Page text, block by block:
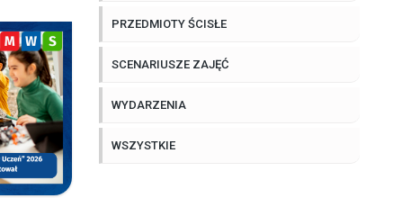
PRZEDMIOTY ŚCISŁE
SCENARIUSZE ZAJĘĆ
WYDARZENIA
WSZYSTKIE